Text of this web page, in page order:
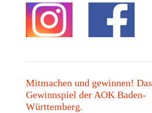
Mitmachen und gewinnen! Das
Gewinnspiel der AOK Baden-
Württemberg.